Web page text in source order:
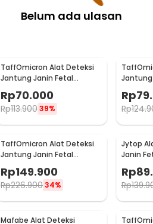
Belum ada ulasan
TaffOmicron Alat Deteksi
Jantung Janin Fetal
JSL-T502
Rp70.000
Rp113.90039%
Jantung
- JSL-
Rp
Rp
TaffOmicron Alat Deteksi
Jantung Janin Fetal
YK-90C
Rp149.900
Rp226.90034%
Jytop
Janin
T505/
Rp
Rp
Mafabe Alat Deteksi